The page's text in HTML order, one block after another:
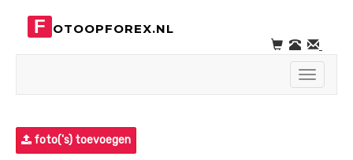
F OTOOPFOREX.NL
Toggle
foto('s) toevoegen